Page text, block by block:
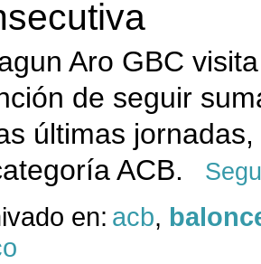
Aro GBC
de seguir
últimas
ACB.
en: acb,